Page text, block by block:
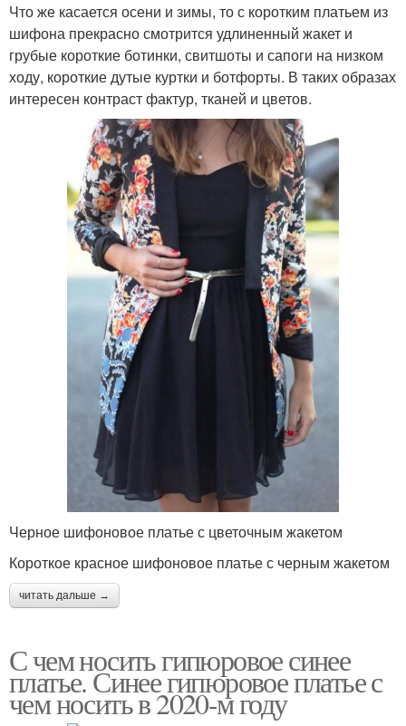
Что же касается осени и зимы, то с коротким платьем из
шифона прекрасно смотрится удлиненный жакет и
грубые короткие ботинки, свитшоты и сапоги на низком
ходу, короткие дутые куртки и ботфорты. В таких образах
интересен контраст фактур, тканей и цветов.
Черное шифоновое платье с цветочным жакетом
Короткое красное шифоновое платье с черным жакетом
читать дальше →
С чем носить гипюровое синее
платье. Синее гипюровое платье с
чем носить в 2020-м году